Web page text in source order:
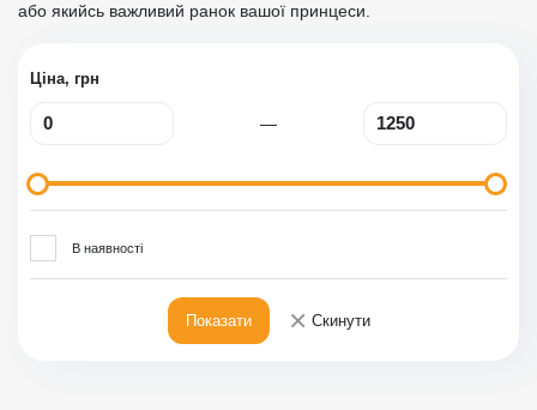
Ціна, грн
—
В наявності
Показати × Скинути
або якийсь важливий ранок вашої принцеси.